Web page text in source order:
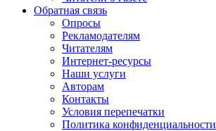
Обратная связь
Опросы
Рекламодателям
Читателям
Интернет-ресурсы
Наши услуги
Авторам
Контакты
Условия перепечатки
Политика конфиденциальности